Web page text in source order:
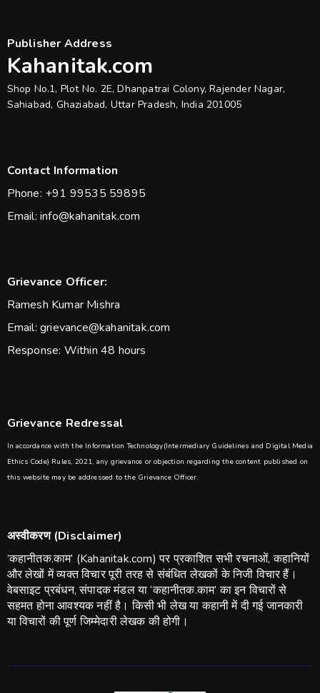
Publisher Address
Kahanitak.com
Shop No.1, Plot No. 2E, Dhanpatrai Colony, Rajender Nagar,
Sahiabad, Ghaziabad, Uttar Pradesh, India 201005
Contact Information
Phone: +91 99535 59895
Email: info@kahanitak.com
Grievance Officer:
Ramesh Kumar Mishra
Email: grievance@kahanitak.com
Response: Within 48 hours
Grievance Redressal
In accordance with the Information Technology(Intermediary Guidelines and Digital Media
Ethics Code) Rules, 2021, any grievance or objection regarding the content published on
this website may be addressed to the Grievance Officer.
अस्वीकरण (Disclaimer)
​’कहानीतक.काम’ (Kahanitak.com) पर प्रकाशित सभी रचनाओं, कहानियों
और लेखों में व्यक्त विचार पूरी तरह से संबंधित लेखकों के निजी विचार हैं।
वेबसाइट प्रबंधन, संपादक मंडल या ‘कहानीतक.काम’ का इन विचारों से
सहमत होना आवश्यक नहीं है। किसी भी लेख या कहानी में दी गई जानकारी
या विचारों की पूर्ण जिम्मेदारी लेखक की होगी।